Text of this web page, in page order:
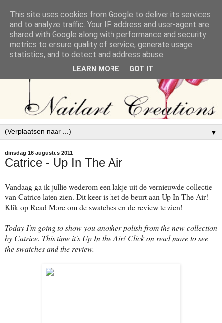
▼
dinsdag 16 augustus 2011
Catrice - Up In The Air
Vandaag ga ik jullie wederom een lakje uit de vernieuwde collectie
van Catrice laten zien. Dit keer is het de beurt aan Up In The Air!
Klik op Read More om de swatches en de review te zien!
Today I'm going to show you another polish from the new collection
by Catrice. This time it's Up In the Air! Click on read more to see
the swatches and the review.
This site uses cookies from Google to deliver its services
and to analyze traffic. Your IP address and user-agent are
shared with Google along with performance and security
metrics to ensure quality of service, generate usage
statistics, and to detect and address abuse.
LEARN MORE GOT IT